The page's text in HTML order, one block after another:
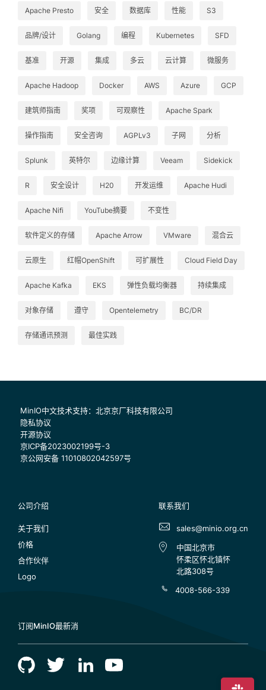
Apache Presto 安全 数据库 性能 S3
品牌/设计 Golang 编程 Kubernetes SFD
基准 开源 集成 多云 云计算 微服务
Apache Hadoop Docker AWS Azure GCP
建筑师指南 奖项 可观察性 Apache Spark
操作指南 安全咨询 AGPLv3 子网 分析
Splunk 英特尔 边缘计算 Veeam Sidekick
R 安全设计 H20 开发运维 Apache Hudi
Apache Nifi YouTube摘要 不变性
软件定义的存储 Apache Arrow VMware 混合云
云原生 红帽OpenShift 可扩展性 Cloud Field Day
Apache Kafka EKS 弹性负载均衡器 持续集成
对象存储 遵守 Opentelemetry BC/DR
存储通讯预测 最佳实践
MinIO中文技术支持：北京京厂科技有限公司
隐私协议
开源协议
京ICP备2023002199号-3
京公网安备 11010802042597号
公司介绍
关于我们
价格
合作伙伴
Logo
联系我们
sales@minio.org.cn
中国北京市
怀柔区怀北镇怀
北路308号
4008-566-339
订阅MinIO最新消